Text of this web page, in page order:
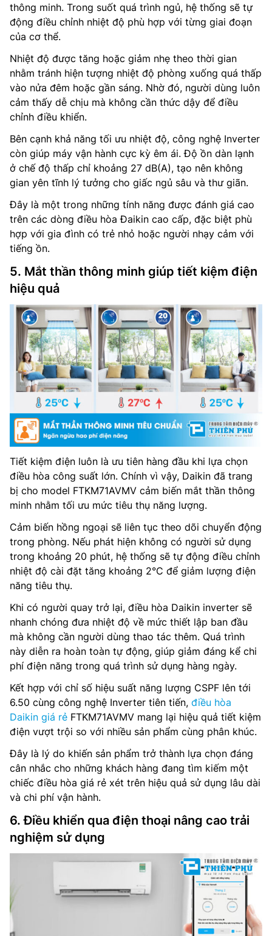
thông minh. Trong suốt quá trình ngủ, hệ thống sẽ tự
động điều chỉnh nhiệt độ phù hợp với từng giai đoạn
của cơ thể.
Nhiệt độ được tăng hoặc giảm nhẹ theo thời gian
nhằm tránh hiện tượng nhiệt độ phòng xuống quá thấp
vào nửa đêm hoặc gần sáng. Nhờ đó, người dùng luôn
cảm thấy dễ chịu mà không cần thức dậy để điều
chỉnh điều khiển.
Bên cạnh khả năng tối ưu nhiệt độ, công nghệ Inverter
còn giúp máy vận hành cực kỳ êm ái. Độ ồn dàn lạnh
ở chế độ thấp chỉ khoảng 27 dB(A), tạo nên không
gian yên tĩnh lý tưởng cho giấc ngủ sâu và thư giãn.
Đây là một trong những tính năng được đánh giá cao
trên các dòng điều hòa Đaikin cao cấp, đặc biệt phù
hợp với gia đình có trẻ nhỏ hoặc người nhạy cảm với
tiếng ồn.
5. Mắt thần thông minh giúp tiết kiệm điện
hiệu quả
Tiết kiệm điện luôn là ưu tiên hàng đầu khi lựa chọn
điều hòa công suất lớn. Chính vì vậy, Daikin đã trang
bị cho model FTKM71AVMV cảm biến mắt thần thông
minh nhằm tối ưu mức tiêu thụ năng lượng.
Cảm biến hồng ngoại sẽ liên tục theo dõi chuyển động
trong phòng. Nếu phát hiện không có người sử dụng
trong khoảng 20 phút, hệ thống sẽ tự động điều chỉnh
nhiệt độ cài đặt tăng khoảng 2°C để giảm lượng điện
năng tiêu thụ.
Khi có người quay trở lại, điều hòa Daikin inverter sẽ
nhanh chóng đưa nhiệt độ về mức thiết lập ban đầu
mà không cần người dùng thao tác thêm. Quá trình
này diễn ra hoàn toàn tự động, giúp giảm đáng kể chi
phí điện năng trong quá trình sử dụng hàng ngày.
Kết hợp với chỉ số hiệu suất năng lượng CSPF lên tới
6.50 cùng công nghệ Inverter tiên tiến, điều hòa
Daikin giá rẻ FTKM71AVMV mang lại hiệu quả tiết kiệm
điện vượt trội so với nhiều sản phẩm cùng phân khúc.
Đây là lý do khiến sản phẩm trở thành lựa chọn đáng
cân nhắc cho những khách hàng đang tìm kiếm một
chiếc điều hòa giá rẻ xét trên hiệu quả sử dụng lâu dài
và chi phí vận hành.
6. Điều khiển qua điện thoại nâng cao trải
nghiệm sử dụng